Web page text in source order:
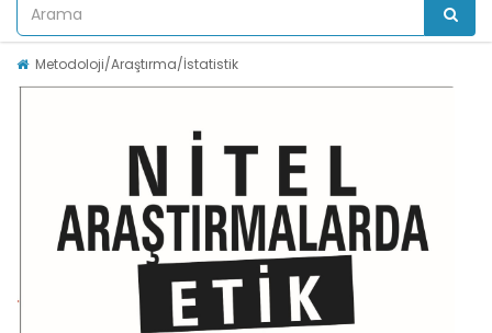
Metodoloji/Araştırma/İstatistik